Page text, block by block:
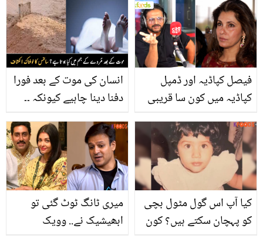
نے رکھا تھا؟
سلمان خان سے ملا دیا؟
صارفین بھڑک اٹھے
انسان کی موت کے بعد فورا
دفنا دینا چاہیے کیونکہ ۔۔
کون سا نیا انکشاف کر دیا؟
فیصل کپاڈیہ اور ڈمپل
کپاڈیہ میں کون سا قریبی
کے انکشاف نے صارفین کو
حیران کر دیا
میری ٹانگ ٹوٹ گئی تو
ابھیشیک نے.. وویک
کیا آپ اس گول مٹول بچی
کو پہچان سکتے ہیں؟ کون